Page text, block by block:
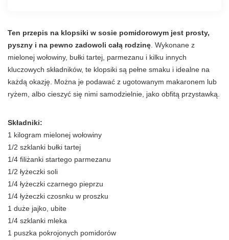
Ten przepis na klopsiki w sosie pomidorowym jest prosty,
pyszny i na pewno zadowoli całą rodzinę . Wykonane z
mielonej wołowiny, bułki tartej, parmezanu i kilku innych
kluczowych składników, te klopsiki są pełne smaku i idealne na
każdą okazję. Można je podawać z ugotowanym makaronem lub
ryżem, albo cieszyć się nimi samodzielnie, jako obfitą przystawką.
Składniki:
1 kilogram mielonej wołowiny
1/2 szklanki bułki tartej
1/4 filiżanki startego parmezanu
1/2 łyżeczki soli
1/4 łyżeczki czarnego pieprzu
1/4 łyżeczki czosnku w proszku
1 duże jajko, ubite
1/4 szklanki mleka
1 puszka pokrojonych pomidorów